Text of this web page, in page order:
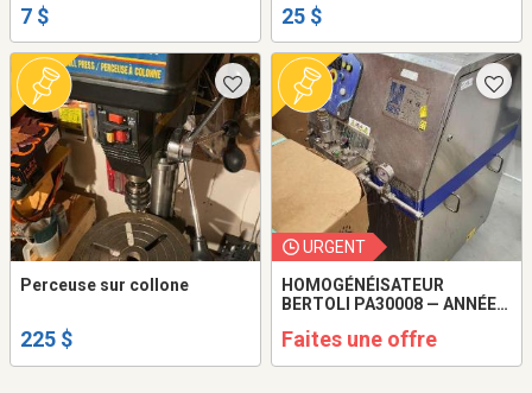
7 $ 25 $
Perceuse sur collone
225 $
URGENT
HOMOGÉNÉISATEUR
BERTOLI PA30008 — ANNÉE
Faites une offre